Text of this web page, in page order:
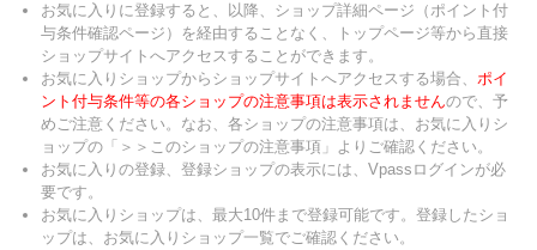
お気に入りに登録すると、以降、ショップ詳細ページ（ポイント付
与条件確認ページ）を経由することなく、トップページ等から直接
ショップサイトへアクセスすることができます。
お気に入りショップからショップサイトへアクセスする場合、 ポイ
ント付与条件等の各ショップの注意事項は表示されませんので、予
めご注意ください。なお、各ショップの注意事項は、お気に入りシ
ョップの「＞＞このショップの注意事項」よりご確認ください。
お気に入りの登録、登録ショップの表示には、Vpassログインが必
要です。
お気に入りショップは、最大10件まで登録可能です。登録したショ
ップは、お気に入りショップ一覧でご確認ください。